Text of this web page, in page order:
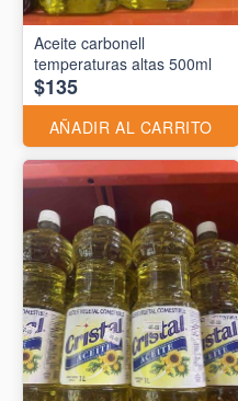
Aceite carbonell
temperaturas altas 500ml
$135
AÑADIR AL CARRITO